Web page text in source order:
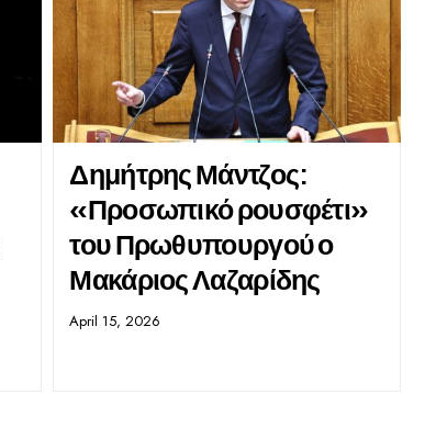
Δημήτρης Μάντζος:
«Προσωπικό ρουσφέτι»
του Πρωθυπουργού ο
Μακάριος Λαζαρίδης
April 15, 2026